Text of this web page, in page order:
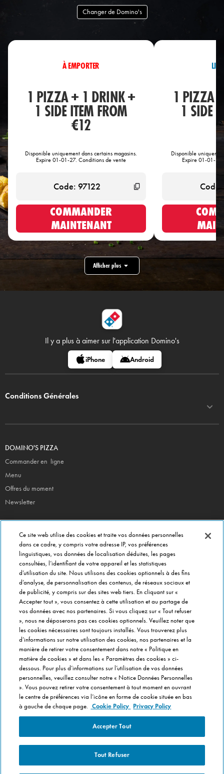
Changer de Domino's
À EMPORTER
1 PIZZA + 1 DRINK +
1 SIDE ITEM FROM
€12
Disponible uniquement dans certains magasins.
Expire 01-01-27. Conditions de vente
COMMANDER
MAINTENANT
1 PIZZA
1 SIDE
Disponible
Expire 01-01-
Afficher plus
Il y a plus à aimer sur l'application Domino's
iPhone Android
Conditions Générales
DOMINO'S PIZZA
Commander en ligne
Menu
Offres du moment
Newsletter
Siège Social
Info magasins
Formulaire de Contact
Gérer vos préférences
INFO FRANCHISÉ
Franchise Domino's
Critères de Sélection
Questions Fréquentes
A PROPOS DE DOMINO'S
Travailler chez Domino's
Dans notre cuisine
Care Team (pour les collaborateurs)
Ce site web utilise des cookies et traite vos données personnelles
dans ce cadre, y compris votre adresse IP, vos préférences
linguistiques, vos données de localisation déduites, les pages
consultées, l’identifiant de votre appareil et les statistiques
d’utilisation du site. Nous utilisons des cookies optionnels à des fins
d’analyse, de personnalisation des contenus, de réseaux sociaux et
de publicité, y compris sur des sites web tiers. En cliquant sur «
Accepter tout », vous consentez à cette utilisation et au partage de
vos données avec nos partenaires. Si vous cliquez sur « Tout refuser
», nous ne déposerons pas ces cookies optionnels. Veuillez noter que
les cookies nécessaires sont toujours installés. Vous trouverez plus
d’informations sur notre utilisation des cookies, nos partenaires et la
manière de retirer votre consentement dans notre « Politique en
matière de cookies » et dans les « Paramètres des cookies » ci-
dessous. Pour plus d’informations sur l’utilisation de vos données
personnelles, veuillez consulter notre « Notice Données Personnelles
». Vous pouvez retirer votre consentement à tout moment en ouvrant
le centre de préférences via l’icône en forme de cookie située en bas
à gauche de chaque page. Cookie Policy Privacy Policy
Accepter Tout
Tout Refuser